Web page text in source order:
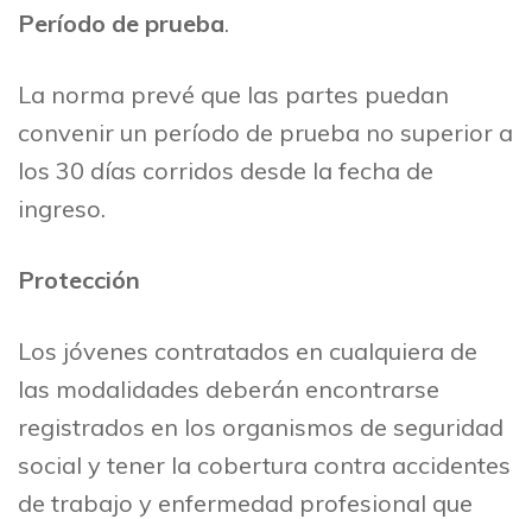
Período de prueba.
La norma prevé que las partes puedan
convenir un período de prueba no superior a
los 30 días corridos desde la fecha de
ingreso.
Protección
Los jóvenes contratados en cualquiera de
las modalidades deberán encontrarse
registrados en los organismos de seguridad
social y tener la cobertura contra accidentes
de trabajo y enfermedad profesional que